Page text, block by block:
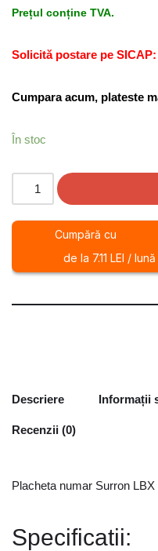
Prețul conține TVA.
Solicită postare pe
Cumpara acum, plateste
În stoc
Cumpără cu
de la 7.11 LEI / lună
Descriere Informații
Recenzii (0)
Placheta numar Surron LBX
Specificatii: